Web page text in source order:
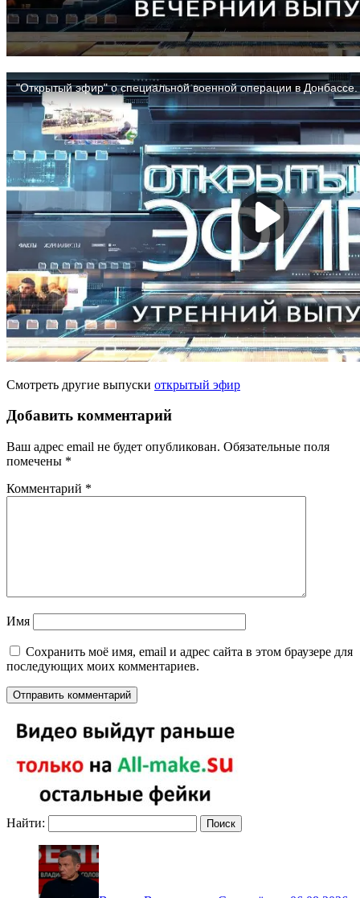
Смотреть другие выпуски открытый эфир
Добавить комментарий
Ваш адрес email не будет опубликован. Обязательные поля
помечены *
Комментарий *
Имя
Сохранить моё имя, email и адрес сайта в этом браузере для
последующих моих комментариев.
Найти: